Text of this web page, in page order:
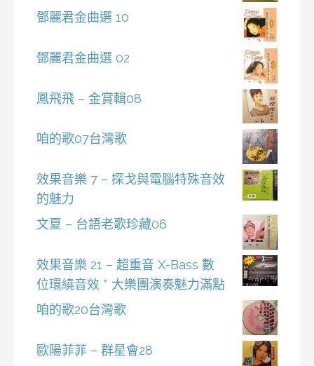
鄧麗君金曲選 10
鄧麗君金曲選 02
鳳飛飛 – 金賞輯08
咱的歌07台灣歌
效果音樂 7 – 探戈與電腦特殊音效
的魅力
文夏 – 台語老歌珍藏06
效果音樂 21 – 超重音 X-Bass 數
位環繞音效 * 大樂團演奏魅力滿點
咱的歌20台灣歌
歐陽菲菲 – 群星會28